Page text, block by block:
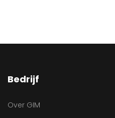
Bedrijf
Over GIM